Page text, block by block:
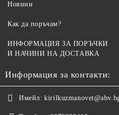
Новини
Как да поръчам?
ИНФОРМАЦИЯ ЗА ПОРЪЧКИ
И НАЧИНИ НА ДОСТАВКА
Информация за контакти:
Имейл: